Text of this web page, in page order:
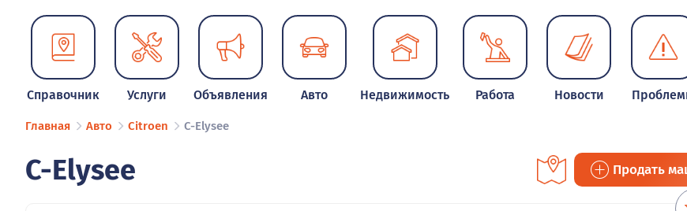
Справочник Услуги Объявления Авто Недвижимость Работа Новости
Главная Авто Citroen C-Elysee
C-Elysee Продать